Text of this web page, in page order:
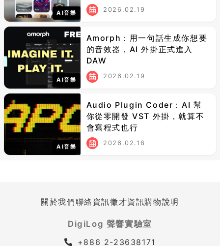
AI音樂 2026.02.19
AI音樂
Amorph：用一句話生成你想要
的音效器，AI 外掛正式進入
DAW
2026.02.19
AI音樂
Audio Plugin Coder：AI 幫
你從零開發 VST 外掛，就算不
會寫程式也行
2026.02.18
關於我們聯絡資訊徵才資訊購物說明
DigiLog 聲響實驗室
+886 2-23638171